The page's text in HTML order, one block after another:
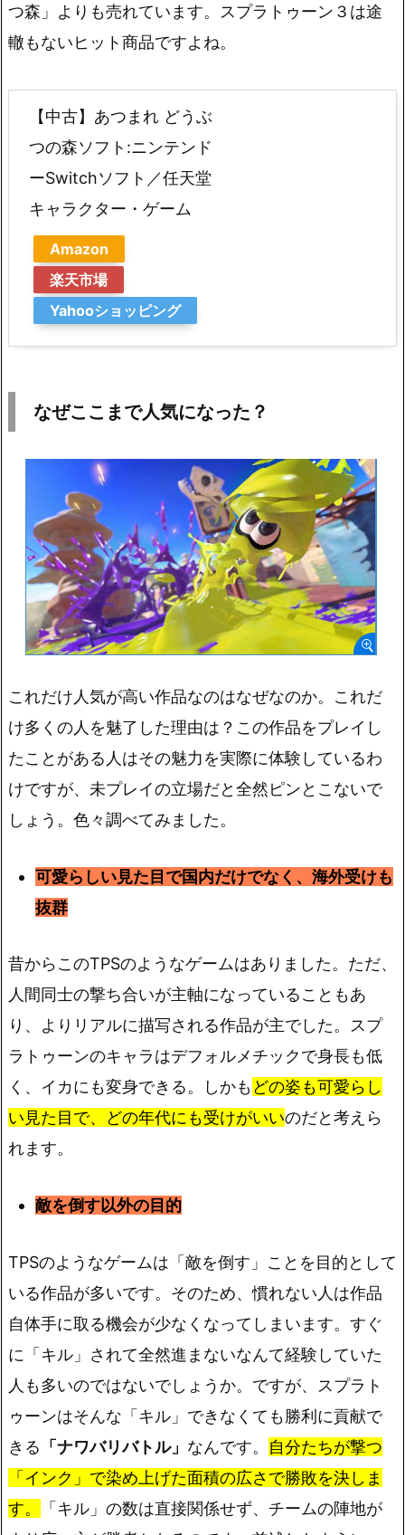
つ森」よりも売れています。スプラトゥーン３は途
轍もないヒット商品ですよね。
【中古】あつまれ どうぶ
つの森ソフト:ニンテンド
ーSwitchソフト／任天堂
キャラクター・ゲーム
Amazon
楽天市場
Yahooショッピング
なぜここまで人気になった？
これだけ人気が高い作品なのはなぜなのか。これだ
け多くの人を魅了した理由は？この作品をプレイし
たことがある人はその魅力を実際に体験しているわ
けですが、未プレイの立場だと全然ピンとこないで
しょう。色々調べてみました。
可愛らしい見た目で国内だけでなく、海外受けも
抜群
昔からこのTPSのようなゲームはありました。ただ、
人間同士の撃ち合いが主軸になっていることもあ
り、よりリアルに描写される作品が主でした。スプ
ラトゥーンのキャラはデフォルメチックで身長も低
く、イカにも変身できる。しかも どの姿も可愛らし
い見た目で、どの年代にも受けがいいのだと考えら
れます。
敵を倒す以外の目的
TPSのようなゲームは「敵を倒す」ことを目的として
いる作品が多いです。そのため、慣れない人は作品
自体手に取る機会が少なくなってしまいます。すぐ
に「キル」されて全然進まないなんて経験していた
人も多いのではないでしょうか。ですが、スプラト
ゥーンはそんな「キル」できなくても勝利に貢献で
きる 「ナワバリバトル」 なんです。 自分たちが撃つ
「インク」で染め上げた面積の広さで勝敗を決しま
す。
「キル」の数は直接関係せず、チームの陣地が